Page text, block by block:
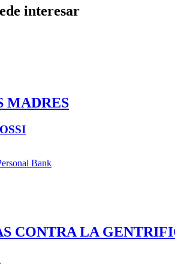
interesar
MADRES
CONTRA LA